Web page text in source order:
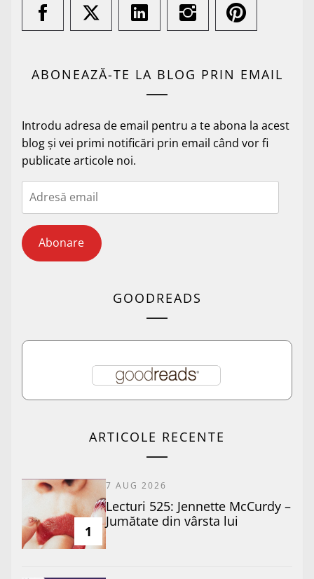
ABONEAZĂ-TE LA BLOG PRIN EMAIL
Introdu adresa de email pentru a te abona la acest
blog și vei primi notificări prin email când vor fi
publicate articole noi.
Adresă
email
Abonare
GOODREADS
ARTICOLE RECENTE
1
7 AUG 2026
Lecturi 525: Jennette McCurdy –
Jumătate din vârsta lui